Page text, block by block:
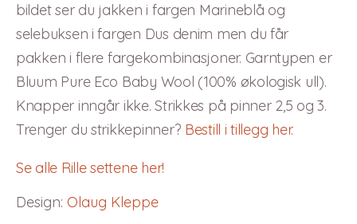
bildet ser du jakken i fargen Marineblå og
selebuksen i fargen Dus denim men du får
pakken i flere fargekombinasjoner. Garntypen er
Bluum Pure Eco Baby Wool (100% økologisk ull).
Knapper inngår ikke. Strikkes på pinner 2,5 og 3.
Trenger du strikkepinner? Bestill i tillegg her.
Se alle Rille settene her!
Design: Olaug Kleppe